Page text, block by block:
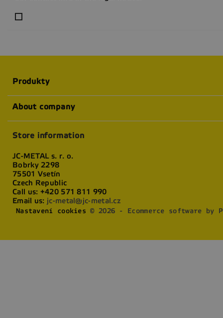
Produkty
About company
Store information
JC-METAL s. r. o.
Bobrky 2298
75501 Vsetín
Czech Republic
Call us: +420 571 811 990
Email us: jc-metal@jc-metal.cz
Nastavení cookies © 2026 - Ecommerce software by